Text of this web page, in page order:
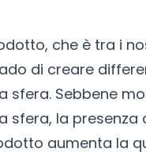
che è tra i
di creare
sfera. Sebbene
sfera, la presenza
aumenta la